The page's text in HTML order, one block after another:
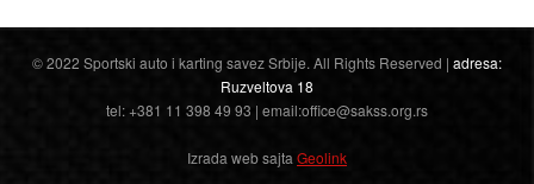
© 2022 Sportski auto i karting savez Srbije. All Rights Reserved | adresa:
Ruzveltova 18
tel: +381 11 398 49 93 | email:office@sakss.org.rs
Izrada web sajta Geolink